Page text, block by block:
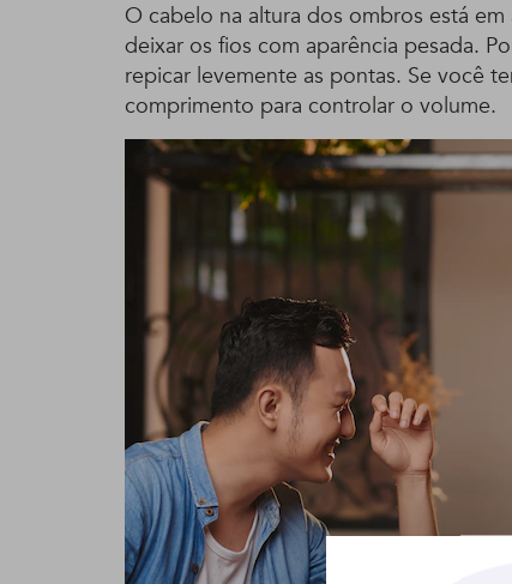
O cabelo na altura dos ombros está
deixar os fios com aparência pesada.
repicar levemente as pontas. Se você
comprimento para controlar o volume.